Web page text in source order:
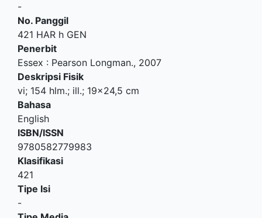
-
No. Panggil
421 HAR h GEN
Penerbit
Essex : Pearson Longman., 2007
Deskripsi Fisik
vi; 154 hlm.; ill.; 19x24,5 cm
Bahasa
English
ISBN/ISSN
9780582779983
Klasifikasi
421
Tipe Isi
-